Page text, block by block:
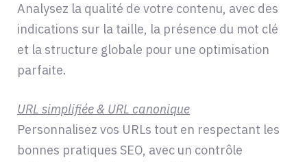
Analysez la qualité de votre contenu, avec des
indications sur la taille, la présence du mot clé
et la structure globale pour une optimisation
parfaite.
URL simplifiée & URL canonique
Personnalisez vos URLs tout en respectant les
bonnes pratiques SEO, avec un contrôle